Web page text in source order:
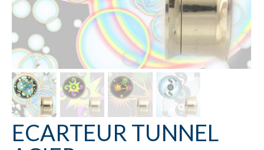
ECARTEUR TUNNEL